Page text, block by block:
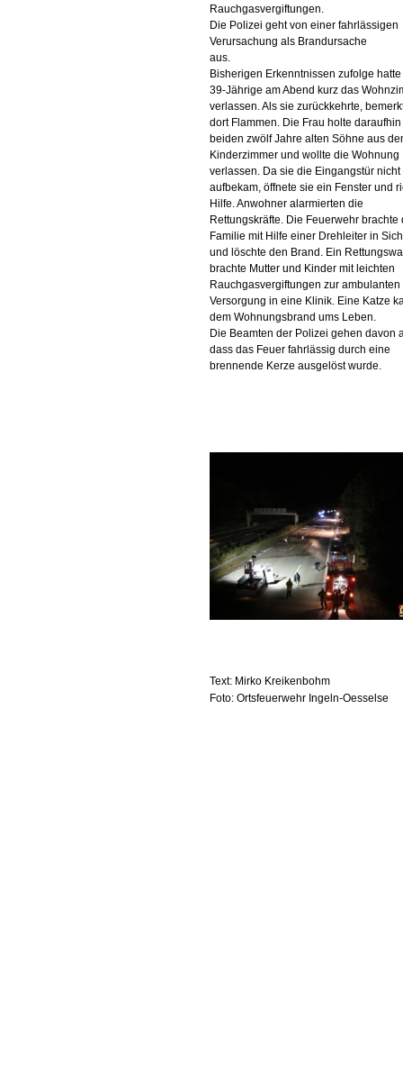
Rauchgasvergiftungen.
Die Polizei geht von einer fahrlässigen
Verursachung als Brandursache
aus.
Bisherigen Erkenntnissen zufolge
39-Jährige am Abend kurz das
verlassen. Als sie zurückkehrte,
dort Flammen. Die Frau holte
beiden zwölf Jahre alten Söhne aus
Kinderzimmer und wollte die Wohnung
verlassen. Da sie die Eingangstür nicht
aufbekam, öffnete sie ein Fenster und
Hilfe. Anwohner alarmierten die
Rettungskräfte. Die Feuerwehr brachte
Familie mit Hilfe einer Drehleiter in
und löschte den Brand. Ein
brachte Mutter und Kinder mit leichten
Rauchgasvergiftungen zur ambulanten
Versorgung in eine Klinik. Eine Katze
dem Wohnungsbrand ums Leben.
Die Beamten der Polizei gehen davon
dass das Feuer fahrlässig durch eine
brennende Kerze ausgelöst wurde.
Text: Mirko Kreikenbohm
Foto: Ortsfeuerwehr Ingeln-Oesselse